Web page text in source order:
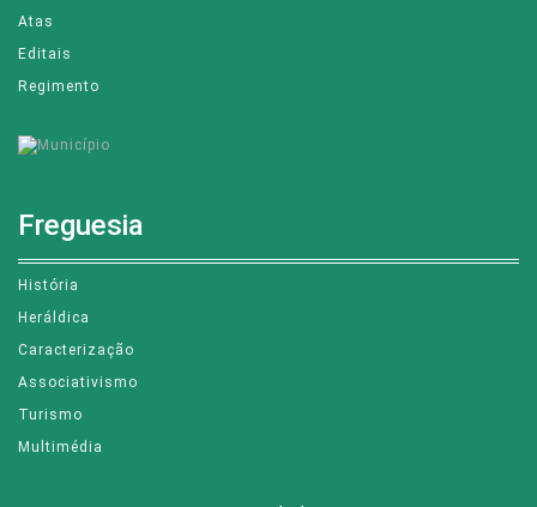
Atas
Editais
Regimento
Freguesia
História
Heráldica
Caracterização
Associativismo
Turismo
Multimédia